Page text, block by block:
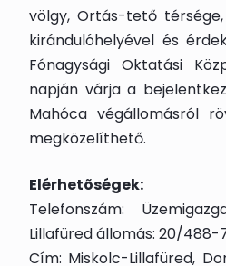
völgy, Ortás-tető
kirándulóhelyével és
Fónagysági Oktatási
napján várja a
Mahóca végállomásról
megközelíthető.
Elérhetõségek:
Telefonszám:
Lillafüred állomás: 20/488-
Cím: Miskolc-Lillafüred,